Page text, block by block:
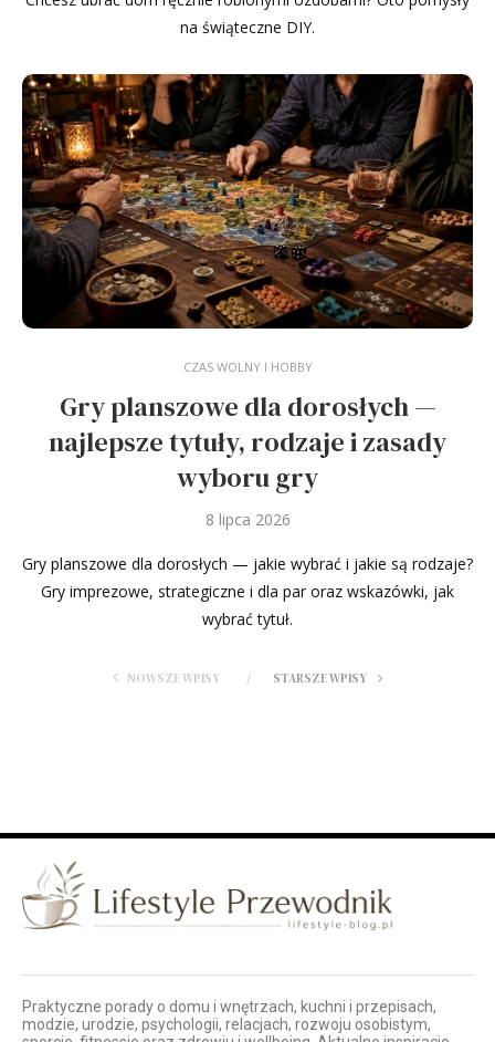
na świąteczne DIY.
CZAS WOLNY I HOBBY
Gry planszowe dla dorosłych —
najlepsze tytuły, rodzaje i zasady
wyboru gry
8 lipca 2026
Gry planszowe dla dorosłych — jakie wybrać i jakie są rodzaje?
Gry imprezowe, strategiczne i dla par oraz wskazówki, jak
wybrać tytuł.
NOWSZE WPISY STARSZE WPISY
Praktyczne porady o domu i wnętrzach, kuchni i przepisach,
modzie, urodzie, psychologii, relacjach, rozwoju osobistym,